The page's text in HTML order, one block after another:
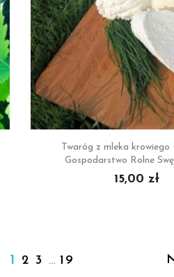
Szybki
Twaróg z mleka
Gospodarstwo Rolne
15,00 zł
1 2 3 … 19